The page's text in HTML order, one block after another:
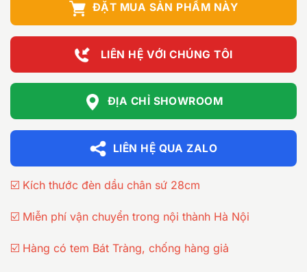
ĐẶT MUA SẢN PHẨM NÀY
LIÊN HỆ VỚI CHÚNG TÔI
ĐỊA CHỈ SHOWROOM
LIÊN HỆ QUA ZALO
☑️ Kích thước đèn dầu chân sứ 28cm
☑️ Miễn phí vận chuyển trong nội thành Hà Nội
☑️ Hàng có tem Bát Tràng, chống hàng giả